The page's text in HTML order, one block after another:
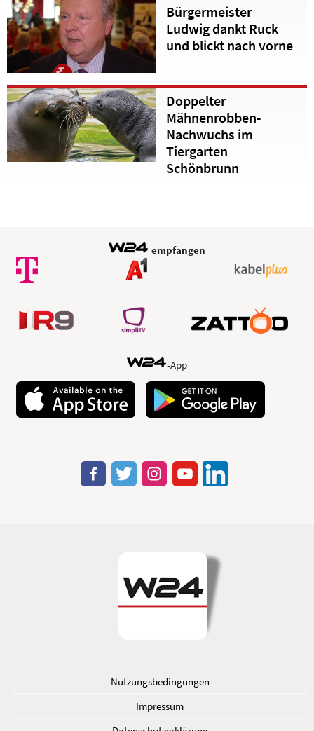
Bürgermeister
Ludwig dankt Ruck
und blickt nach vorne
Doppelter
Mähnenrobben-
Nachwuchs im
Tiergarten
Schönbrunn
empfangen
-App
Nutzungsbedingungen
Impressum